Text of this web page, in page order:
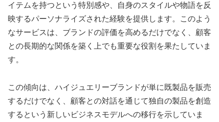
イテムを持つという特別感や、自身のスタイルや物語を反
映するパーソナライズされた経験を提供します。このよう
なサービスは、ブランドの評価を高めるだけでなく、顧客
との長期的な関係を築く上でも重要な役割を果たしていま
す。
この傾向は、ハイジュエリーブランドが単に既製品を販売
するだけでなく、顧客との対話を通じて独自の製品を創造
するという新しいビジネスモデルへの移行を示していま